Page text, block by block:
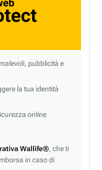
pubblicità e
la tua identità
online
Wallife®, che ti
in caso di